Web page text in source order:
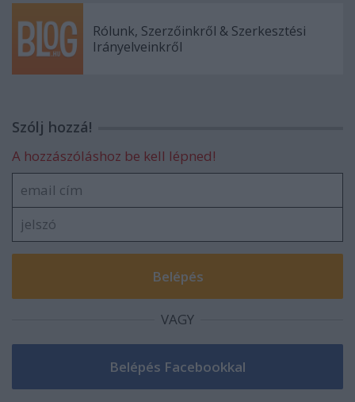
Rólunk, Szerzőinkről & Szerkesztési
Irányelveinkről
Szólj hozzá!
A hozzászóláshoz be kell lépned!
VAGY